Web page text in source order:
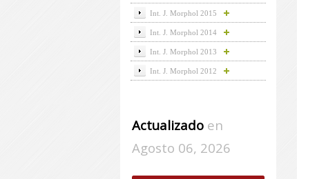
Int. J. Morphol 2015
Int. J. Morphol 2014
Int. J. Morphol 2013
Int. J. Morphol 2012
Actualizadoen
Agosto 06, 2026